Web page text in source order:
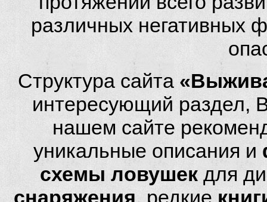
различных негативных
Структура сайта
интересующий раздел,
нашем сайте
уникальные описания и
схемы ловушек для
снаряжения, редкие